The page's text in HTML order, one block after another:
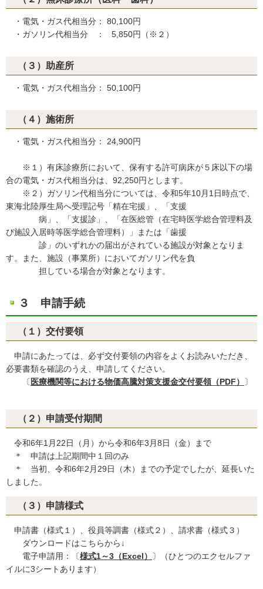
・電気・ガス代相当分： 80,100円
・ガソリン代相当分 ： 5,850円（※２）
（３）助産所
・電気・ガス代相当分： 50,100円
（４）施術所
・電気・ガス代相当分： 24,900円
※１）有床診療所において、保有する許可病床が５床以下の場
合の電気・ガス代相当分は、92,250円とします。
※２）ガソリン代相当分については、令和5年10月1日時点で、
東海北陸厚生局へ受理記号「精在宅援」、「支援
病」、「支援診」、「在医総管（在宅時医学総合管理料及
び施設入居時等医学総合管理料）」または「歯援
診」のいずれかの届出がされている施設が対象となりま
す。また、施設（事業所）においてガソリン代を負
担している場合が対象となります。
３ 申請手続
（１）交付要領
申請にあたっては、必ず交付要領の内容をよくお読みいただき、
必要書類を確認のうえ、申請してください。
〔 医療機関等における物価高騰対策支援金交付要領（PDF） 〕
（２）申請受付期間
令和6年1月22日（月）から令和6年3月8日（金）まで
＊ 申請は上記期間中１回のみ
＊ 当初、令和6年2月29日（木）までの予定でしたが、延長いた
しました。
（３）申請様式
申請書（様式１）、役員等調書（様式２）、請求書（様式３）
ダウンロードはこちらから↓
電子申請用：〔様式1～3（Excel）
〕（ひとつのエクセルファ
イルに3シートあります）